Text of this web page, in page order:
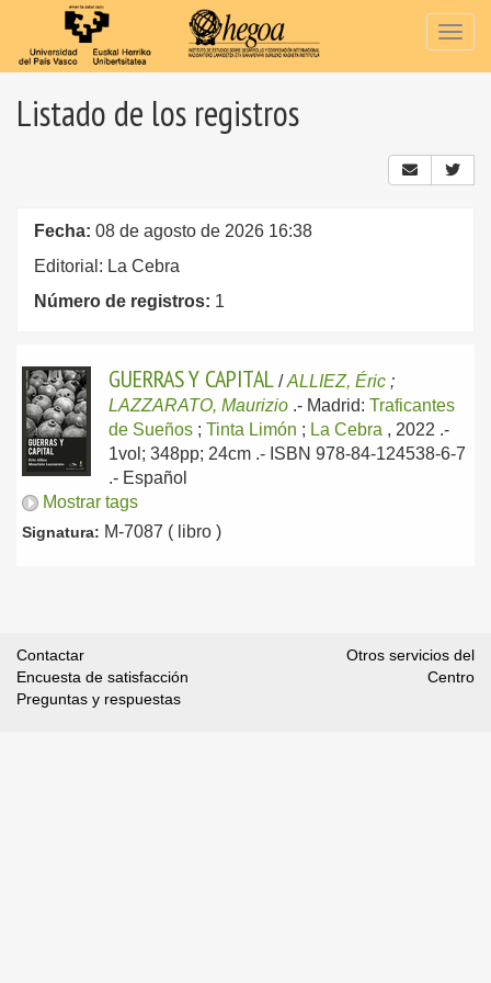
Listado de los registros
Fecha: 08 de agosto de 2026 16:38
Editorial: La Cebra
Número de registros: 1
GUERRAS Y CAPITAL /ALLIEZ, Éric ;
LAZZARATO, Maurizio .- Madrid: Traficantes
de Sueños ; Tinta Limón ; La Cebra , 2022 .-
1vol; 348pp; 24cm .- ISBN 978-84-124538-6-7
.- Español
Mostrar tags
Signatura: M-7087 ( libro )
Contactar
Encuesta de satisfacción
Preguntas y respuestas
Otros servicios del
Centro